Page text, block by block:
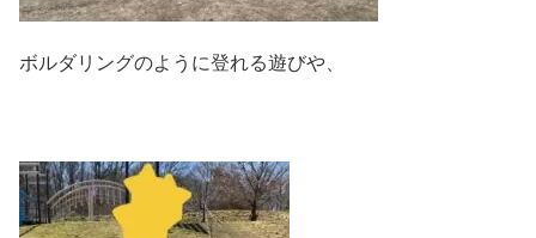
ボルダリングのように登れる遊びや、